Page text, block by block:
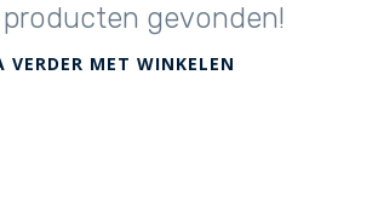
producten gevonden!
VERDER MET WINKELEN